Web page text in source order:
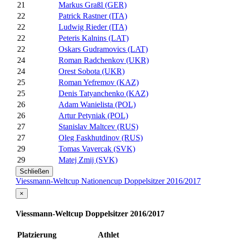
21
Markus Graßl (GER)
22
Patrick Rastner (ITA)
22
Ludwig Rieder (ITA)
22
Peteris Kalnins (LAT)
22
Oskars Gudramovics (LAT)
24
Roman Radchenkov (UKR)
24
Orest Sobota (UKR)
25
Roman Yefremov (KAZ)
25
Denis Tatyanchenko (KAZ)
26
Adam Wanielista (POL)
26
Artur Petyniak (POL)
27
Stanislav Maltcev (RUS)
27
Oleg Faskhutdinov (RUS)
29
Tomas Vavercak (SVK)
29
Matej Zmij (SVK)
Schließen
Viessmann-Weltcup Nationencup Doppelsitzer 2016/2017
×
Viessmann-Weltcup Doppelsitzer 2016/2017
Platzierung
Athlet